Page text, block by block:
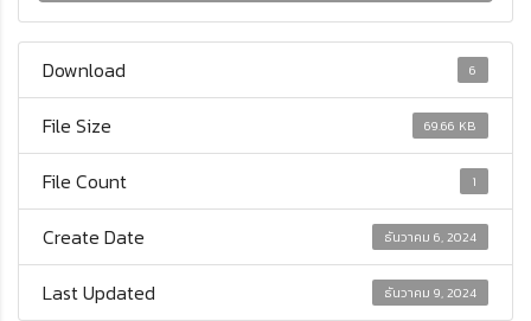
Download 6
File Size 69.66 KB
File Count 1
Create Date ธันวาคม 6, 2024
Last Updated ธันวาคม 9, 2024